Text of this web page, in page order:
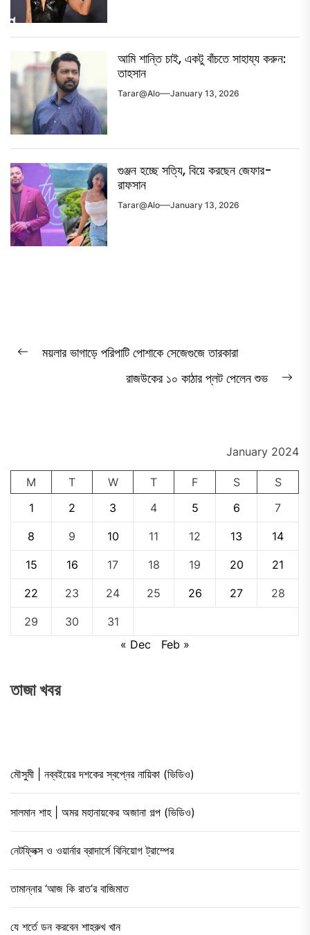
আমি শান্তি চাই, একটু বাঁচতে সাহায্য করুন:
তাহসান
Tarar@alo January 13, 2026
গুঞ্জন হচ্ছে সত্যি, বিয়ে করছেন জেফার-
রাফসান
Tarar@alo January 13, 2026
Post
Previous
ময়লার ভাগাড়ে পরিপাটি পোশাকে সেজেগুজে তারকারা
রাজউকের ১০ কাঠার প্লট পেলেন শুভ
January 2024
M T W T F S
S
1
2 3 4 5 6 7
8 9 10 11 12 13 14
15 16 17 18 19 20 21
22 23 24 25 26 27 28
29 30
31
« Dec
Feb »
তাজা খবর
মৌসুমী | নব্বইয়ের দশকের স্বপ্নের নায়িকা (ভিডিও)
সালমান শাহ | অমর মহানায়কের অজানা গল্প (ভিডিও)
নেটফ্লিক্স ও ওয়ার্নার ব্রাদার্সে বিনিয়োগ ট্রাম্পের
তামান্নার ‘আজ কি রাত’র বাজিমাত
যে শর্তে ডন করবেন শাহরুখ খান